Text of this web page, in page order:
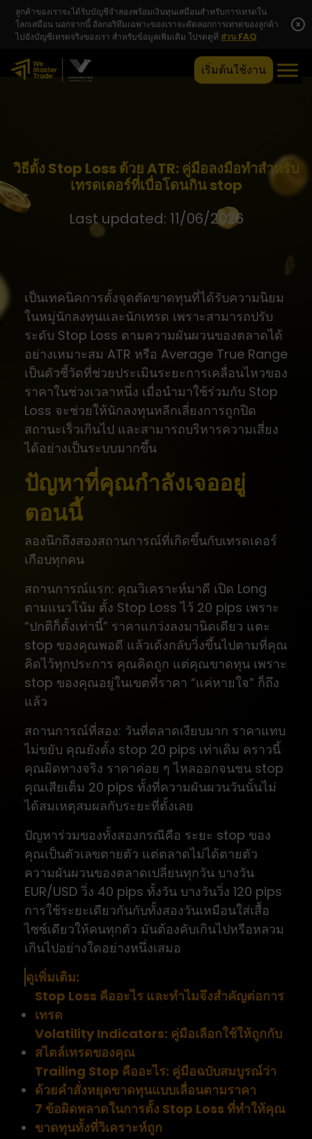
ลูกค้าของเราจะได้รับบัญชีจำลองพร้อมเงินทุนเสมือนสำหรับการเทรดใน
โลกเสมือน นอกจากนี้ อัลกอริทึมเฉพาะของเราจะคัดลอกการเทรดของลูกค้า
ไปยังบัญชีเทรดจริงของเรา สำหรับข้อมูลเพิ่มเติม โปรดดูที่ ส่วน FAQ
x
เริ่มต้นใช้งาน
วิธีตั้ง Stop Loss ด้วย ATR: คู่มือลงมือทำสำหรับ
เทรดเดอร์ที่เบื่อโดนกิน stop
Last updated: 11/06/2026
เป็นเทคนิคการตั้งจุดตัดขาดทุนที่ได้รับความนิยม
ในหมู่นักลงทุนและนักเทรด เพราะสามารถปรับ
ระดับ Stop Loss ตามความผันผวนของตลาดได้
อย่างเหมาะสม ATR หรือ Average True Range
เป็นตัวชี้วัดที่ช่วยประเมินระยะการเคลื่อนไหวของ
ราคาในช่วงเวลาหนึ่ง เมื่อนำมาใช้ร่วมกับ Stop
Loss จะช่วยให้นักลงทุนหลีกเลี่ยงการถูกปิด
สถานะเร็วเกินไป และสามารถบริหารความเสี่ยง
ได้อย่างเป็นระบบมากขึ้น
ปัญหาที่คุณกำลังเจออยู่
ตอนนี้
ลองนึกถึงสองสถานการณ์ที่เกิดขึ้นกับเทรดเดอร์
เกือบทุกคน
สถานการณ์แรก: คุณวิเคราะห์มาดี เปิด Long
ตามแนวโน้ม ตั้ง Stop Loss ไว้ 20 pips เพราะ
“ปกติก็ตั้งเท่านี้” ราคาแกว่งลงมานิดเดียว แตะ
stop ของคุณพอดี แล้วเด้งกลับวิ่งขึ้นไปตามที่คุณ
คิดไว้ทุกประการ คุณคิดถูก แต่คุณขาดทุน เพราะ
stop ของคุณอยู่ในเขตที่ราคา “แค่หายใจ” ก็ถึง
แล้ว
สถานการณ์ที่สอง: วันที่ตลาดเงียบมาก ราคาแทบ
ไม่ขยับ คุณยังตั้ง stop 20 pips เท่าเดิม คราวนี้
คุณผิดทางจริง ราคาค่อย ๆ ไหลออกจนชน stop
คุณเสียเต็ม 20 pips ทั้งที่ความผันผวนวันนั้นไม่
ได้สมเหตุสมผลกับระยะที่ตั้งเลย
ปัญหาร่วมของทั้งสองกรณีคือ ระยะ stop ของ
คุณเป็นตัวเลขตายตัว แต่ตลาดไม่ได้ตายตัว
ความผันผวนของตลาดเปลี่ยนทุกวัน บางวัน
EUR/USD วิ่ง 40 pips ทั้งวัน บางวันวิ่ง 120 pips
การใช้ระยะเดียวกันกับทั้งสองวันเหมือนใส่เสื้อ
ไซซ์เดียวให้คนทุกตัว มันต้องคับเกินไปหรือหลวม
เกินไปอย่างใดอย่างหนึ่งเสมอ
ดูเพิ่มเติม:
Stop Loss คืออะไร และทำไมจึงสำคัญต่อการ
เทรด
Volatility Indicators: คู่มือเลือกใช้ให้ถูกกับ
สไตล์เทรดของคุณ
Trailing Stop คืออะไร: คู่มือฉบับสมบูรณ์ว่า
ด้วยคำสั่งหยุดขาดทุนแบบเลื่อนตามราคา
7 ข้อผิดพลาดในการตั้ง Stop Loss ที่ทำให้คุณ
ขาดทุนทั้งที่วิเคราะห์ถูก